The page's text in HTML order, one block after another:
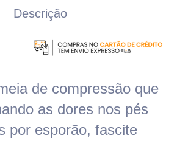
Descrição
de compressão que
as dores nos pés
por esporão, fascite